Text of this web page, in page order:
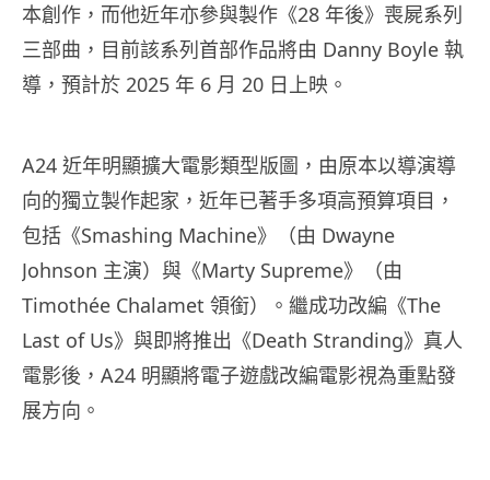
本創作，而他近年亦參與製作《28 年後》喪屍系列
三部曲，目前該系列首部作品將由 Danny Boyle 執
導，預計於 2025 年 6 月 20 日上映。
A24 近年明顯擴大電影類型版圖，由原本以導演導
向的獨立製作起家，近年已著手多項高預算項目，
包括《Smashing Machine》（由 Dwayne
Johnson 主演）與《Marty Supreme》（由
Timothée Chalamet 領銜）。繼成功改編《The
Last of Us》與即將推出《Death Stranding》真人
電影後，A24 明顯將電子遊戲改編電影視為重點發
展方向。